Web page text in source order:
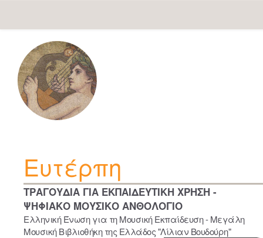
navigation
Ευτέρπη
ΤΡΑΓΟΥΔΙΑ ΓΙΑ ΕΚΠΑΙΔΕΥΤΙΚΗ ΧΡΗΣΗ -
ΨΗΦΙΑΚΟ ΜΟΥΣΙΚΟ ΑΝΘΟΛΟΓΙΟ
Ελληνική Ένωση για τη Μουσική Εκπαίδευση - Μεγάλη
Μουσική Βιβλιοθήκη της Ελλάδος "Λίλιαν Βουδούρη"